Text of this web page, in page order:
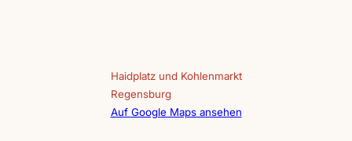
Haidplatz und Kohlenmarkt
Regensburg
Auf Google Maps ansehen